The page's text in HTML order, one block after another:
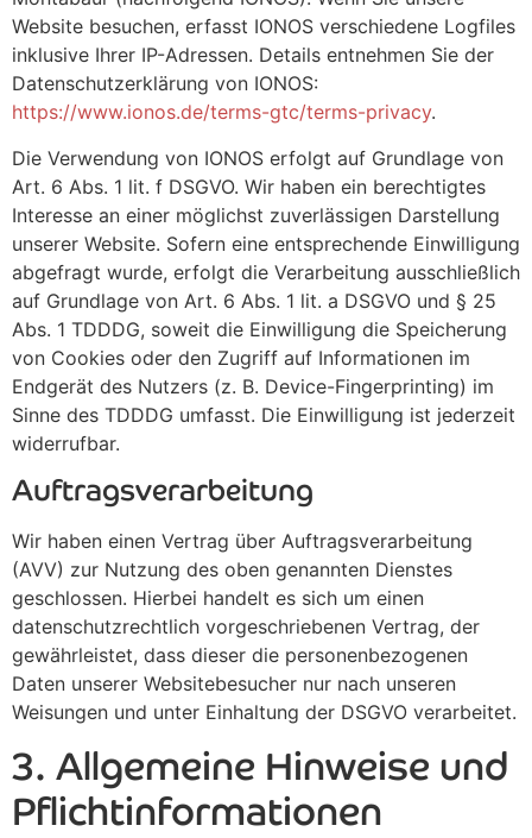
Website besuchen, erfasst IONOS verschiedene Logfiles
inklusive Ihrer IP-Adressen. Details entnehmen Sie der
Datenschutzerklärung von IONOS:
https://www.ionos.de/terms-gtc/terms-privacy.
Die Verwendung von IONOS erfolgt auf Grundlage von
Art. 6 Abs. 1 lit. f DSGVO. Wir haben ein berechtigtes
Interesse an einer möglichst zuverlässigen Darstellung
unserer Website. Sofern eine entsprechende Einwilligung
abgefragt wurde, erfolgt die Verarbeitung ausschließlich
auf Grundlage von Art. 6 Abs. 1 lit. a DSGVO und § 25
Abs. 1 TDDDG, soweit die Einwilligung die Speicherung
von Cookies oder den Zugriff auf Informationen im
Endgerät des Nutzers (z. B. Device-Fingerprinting) im
Sinne des TDDDG umfasst. Die Einwilligung ist jederzeit
widerrufbar.
Auftragsverarbeitung
Wir haben einen Vertrag über Auftragsverarbeitung
(AVV) zur Nutzung des oben genannten Dienstes
geschlossen. Hierbei handelt es sich um einen
datenschutzrechtlich vorgeschriebenen Vertrag, der
gewährleistet, dass dieser die personenbezogenen
Daten unserer Websitebesucher nur nach unseren
Weisungen und unter Einhaltung der DSGVO verarbeitet.
3. Allgemeine Hinweise und
Pflicht­informationen